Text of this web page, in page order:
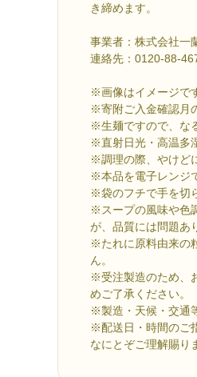
き締めます。
事業者：株式会社一
連絡先：0120-88-
※画像はイメージで
※寄附ご入金確認月
※生麺ですので、な
※直射日光・高温多
※調理の際、やけど
※本品を電子レンジ
※袋のフチで手を切
※スープの風味や色
が、品質には問題あ
※たれに原料由来の
ん。
※受注製造のため、
めご了承ください。
※製造・天候・交通
※配送日・時間のご
なにとぞご理解賜り